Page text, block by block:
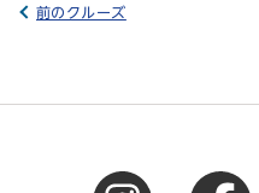
前のクルーズ